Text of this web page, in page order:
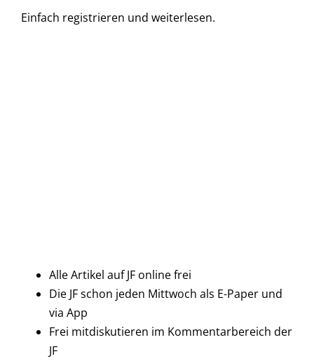
Einfach registrieren und weiterlesen.
Alle Artikel auf JF online frei
Die JF schon jeden Mittwoch als E-Paper und
via App
Frei mitdiskutieren im Kommentarbereich der
JF